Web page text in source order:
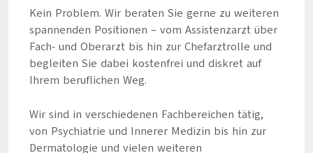
Kein Problem. Wir beraten Sie gerne zu weiteren
spannenden Positionen – vom Assistenzarzt über
Fach- und Oberarzt bis hin zur Chefarztrolle und
begleiten Sie dabei kostenfrei und diskret auf
Ihrem beruflichen Weg.
Wir sind in verschiedenen Fachbereichen tätig,
von Psychiatrie und Innerer Medizin bis hin zur
Dermatologie und vielen weiteren